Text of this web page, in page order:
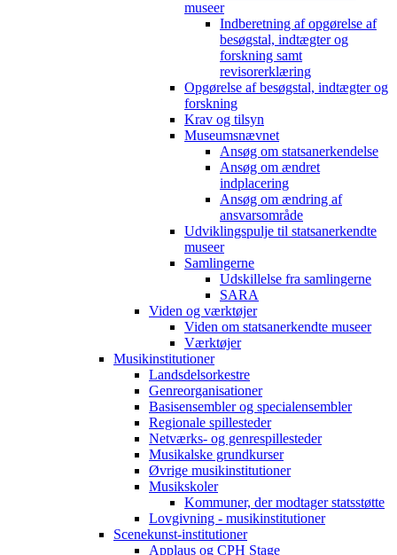
museer
Indberetning af opgørelse af
besøgstal, indtægter og
forskning samt
revisorerklæring
Opgørelse af besøgstal, indtægter og
forskning
Krav og tilsyn
Museumsnævnet
Ansøg om statsanerkendelse
Ansøg om ændret
indplacering
Ansøg om ændring af
ansvarsområde
Udviklingspulje til statsanerkendte
museer
Samlingerne
Udskillelse fra samlingerne
SARA
Viden og værktøjer
Viden om statsanerkendte museer
Værktøjer
Musikinstitutioner
Landsdelsorkestre
Genreorganisationer
Basisensembler og specialensembler
Regionale spillesteder
Netværks- og genrespillesteder
Musikalske grundkurser
Øvrige musikinstitutioner
Musikskoler
Kommuner, der modtager statsstøtte
Lovgivning - musikinstitutioner
Scenekunst-institutioner
Applaus og CPH Stage